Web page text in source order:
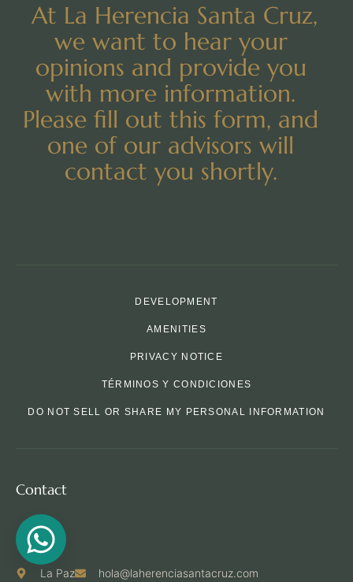
At La Herencia Santa Cruz,
we want to hear your
opinions and provide you
with more information.
Please fill out this form, and
one of our advisors will
contact you shortly.
DEVELOPMENT
AMENITIES
PRIVACY NOTICE
TÉRMINOS Y CONDICIONES
DO NOT SELL OR SHARE MY PERSONAL INFORMATION
Contact
La Paz
hola@laherenciasantacruz.com